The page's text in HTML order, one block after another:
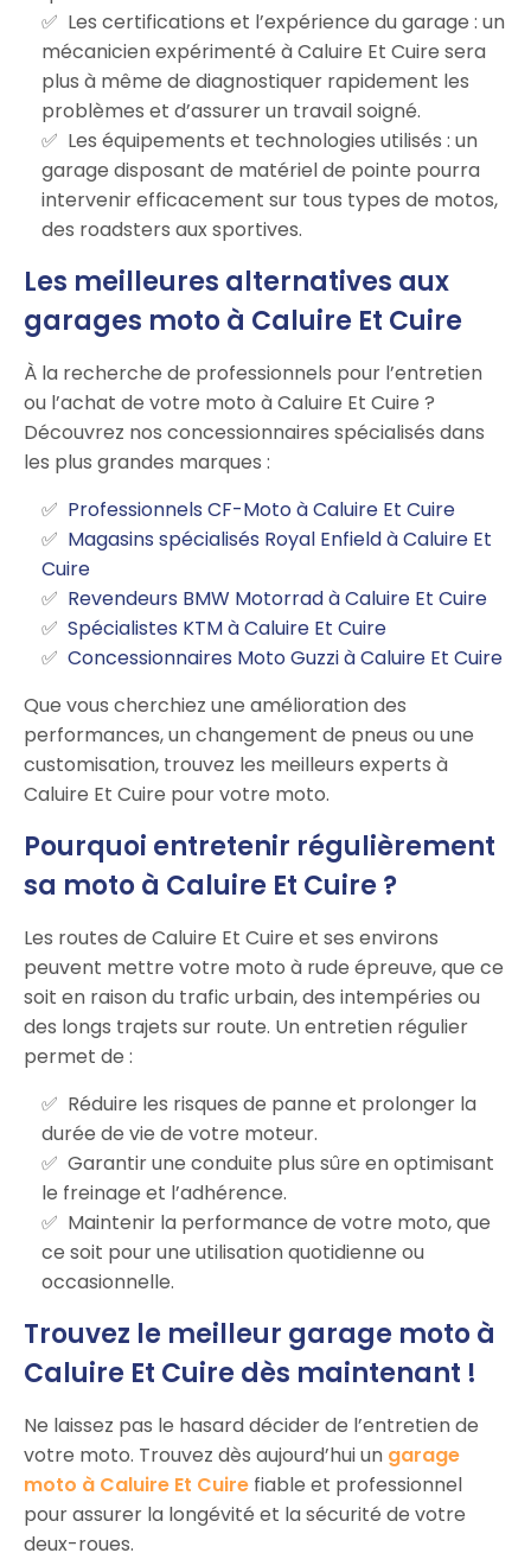
Les certifications et l’expérience du garage : un
mécanicien expérimenté à Caluire Et Cuire sera
plus à même de diagnostiquer rapidement les
problèmes et d’assurer un travail soigné.
Les équipements et technologies utilisés : un
garage disposant de matériel de pointe pourra
intervenir efficacement sur tous types de motos,
des roadsters aux sportives.
Les meilleures alternatives aux
garages moto à Caluire Et Cuire
À la recherche de professionnels pour l’entretien
ou l’achat de votre moto à Caluire Et Cuire ?
Découvrez nos concessionnaires spécialisés dans
les plus grandes marques :
Professionnels CF-Moto à Caluire Et Cuire
Magasins spécialisés Royal Enfield à Caluire Et
Cuire
Revendeurs BMW Motorrad à Caluire Et Cuire
Spécialistes KTM à Caluire Et Cuire
Concessionnaires Moto Guzzi à Caluire Et Cuire
Que vous cherchiez une amélioration des
performances, un changement de pneus ou une
customisation, trouvez les meilleurs experts à
Caluire Et Cuire pour votre moto.
Pourquoi entretenir régulièrement
sa moto à Caluire Et Cuire ?
Les routes de Caluire Et Cuire et ses environs
peuvent mettre votre moto à rude épreuve, que ce
soit en raison du trafic urbain, des intempéries ou
des longs trajets sur route. Un entretien régulier
permet de :
Réduire les risques de panne et prolonger la
durée de vie de votre moteur.
Garantir une conduite plus sûre en optimisant
le freinage et l’adhérence.
Maintenir la performance de votre moto, que
ce soit pour une utilisation quotidienne ou
occasionnelle.
Trouvez le meilleur garage moto à
Caluire Et Cuire dès maintenant !
Ne laissez pas le hasard décider de l’entretien de
votre moto. Trouvez dès aujourd’hui un garage
moto à Caluire Et Cuire fiable et professionnel
pour assurer la longévité et la sécurité de votre
deux-roues.